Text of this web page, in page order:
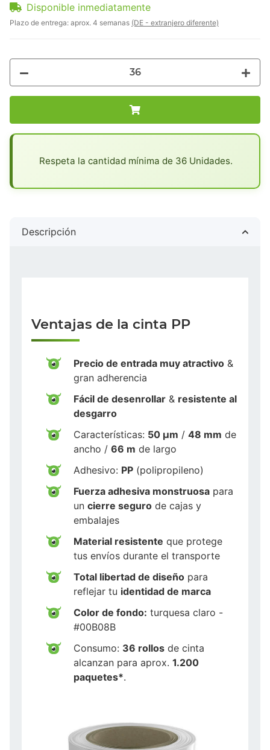
Disponible inmediatamente
Plazo de entrega: aprox. 4 semanas (DE - extranjero diferente)
Respeta la cantidad mínima de 36 Unidades.
Descripción
Ventajas de la cinta PP
Precio de entrada muy atractivo &
gran adherencia
Fácil de desenrollar & resistente al
desgarro
Características: 50 µm / 48 mm de
ancho / 66 m de largo
Adhesivo: PP (polipropileno)
Fuerza adhesiva monstruosa para
un cierre seguro de cajas y
embalajes
Material resistente que protege
tus envíos durante el transporte
Total libertad de diseño para
reflejar tu identidad de marca
Color de fondo: turquesa claro -
#00B08B
Consumo: 36 rollos de cinta
alcanzan para aprox. 1.200
paquetes*.